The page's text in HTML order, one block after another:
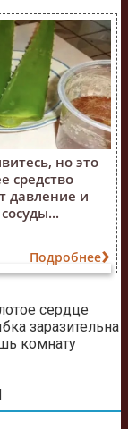
но это
средство
давление и
Подробнее
сердце
заразительна
комнату